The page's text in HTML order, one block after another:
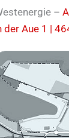
–
der Aue 1 |